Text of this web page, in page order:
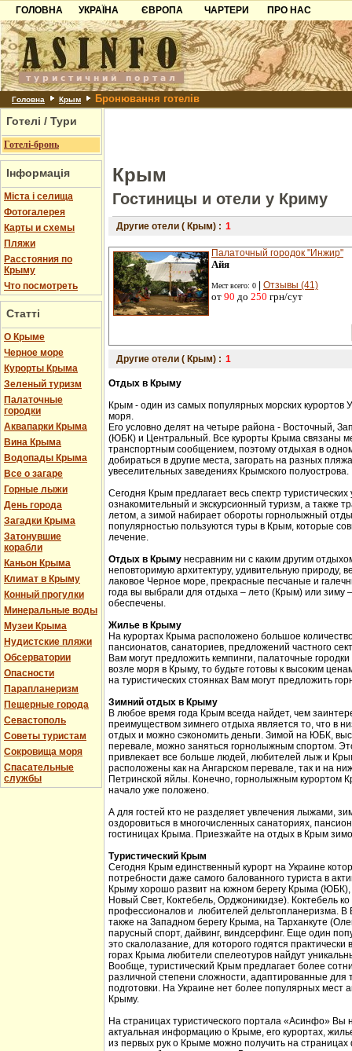
ГОЛОВНА
УКРАЇНА
Карпати
Азов
Причорноморря
Шацьк
ЄВРОПА
Чорногорія
Хорватія
Болгарія
Албанія
ЧАРТЕРИ
ПРО НАС
Контакти
Партнерам
Додати готель
Головна Крым Бронювання готелів
Готелі / Тури
Готелі-бронь
Інформація
Міста і селища
Фотогалерея
Карты и схемы
Пляжи
Расстояния по
Крыму
Что посмотреть
Статті
О Крыме
Черное море
Курорты Крыма
Зеленый туризм
Палаточные
городки
Аквапарки Крыма
Вина Крыма
Водопады Крыма
Все о загаре
Горные лыжи
День города
Загадки Крыма
Затонувшие
корабли
Каньон Крыма
Климат в Крыму
Конный прогулки
Минеральные воды
Музеи Крыма
Нудистские пляжи
Обсерватории
Опасности
Парапланеризм
Пещерные города
Севастополь
Советы туристам
Сокровища моря
Спасательные
службы
Крым
Гостиницы и отели у Криму
Другие отели ( Крым) : 1
Палаточный городок "Инжир"
Айя
Мест всего: 0 Отзывы (41)
от 90 до 250 грн/сут
Другие отели ( Крым) : 1
Отдых в Крыму
Крым - один из самых популярных морских курортов
моря.
Его условно делят на четыре района - Восточный,
(ЮБК) и Центральный. Все курорты Крыма связаны
транспортным сообщением, поэтому отдыхая в
добираться в другие места, загорать на разных
увеселительных заведениях Крымского полуострова.
Сегодня Крым предлагает весь спектр
ознакомительный и экскурсионный туризм, а также
летом, а зимой набирает обороты горнолыжный
популярностью пользуются туры в Крым, которые
лечение.
Отдых в Крыму несравним ни с каким другим
неповторимую архитектуру, удивительную природу,
лаковое Черное море, прекрасные песчаные и
года вы выбрали для отдыха – лето (Крым) или зиму
обеспечены.
Жилье в Крыму
На курортах Крыма расположено большое
пансионатов, санаториев, предложений частного
Вам могут предложить кемпинги, палаточные
возле моря в Крыму, то будьте готовы к высоким
на туристических стоянках Вам могут предложить
Зимний отдых в Крыму
В любое время года Крым всегда найдет, чем
преимуществом зимнего отдыха является то, что в
отдых и можно сэкономить деньги. Зимой на ЮБК,
перевале, можно заняться горнолыжным спортом.
привлекает все больше людей, любителей лыж и
расположены как на Ангарском перевале, так и на
Петринской яйлы. Конечно, горнолыжным курортом
начало уже положено.
А для гостей кто не разделяет увлечения лыжами,
оздоровиться в многочисленных санаториях,
гостиницах Крыма. Приезжайте на отдых в Крым
Туристический Крым
Сегодня Крым единственный курорт на Украине
потребности даже самого балованного туриста в
Крыму хорошо развит на южном берегу Крыма (ЮБК),
Новый Свет, Коктебель, Орджоникидзе). Коктебель
профессионалов и любителей дельтопланеризма. В
также на Западном берегу Крыма, на Тарханкуте
парусный спорт, дайвинг, виндсерфинг. Еще один
это скалолазание, для которого годятся
горах Крыма любители спелеотуров найдут
Вообще, туристический Крым предлагает более
различной степени сложности, адаптированные для
подготовки. На Украине нет более популярных мест
Крыму.
На страницах туристического портала «Асинфо» Вы
актуальная информацию о Крыме, его курортах,
из первых рук о Крыме можно получить на